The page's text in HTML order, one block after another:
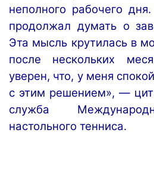
неполного рабочего дня.
продолжал думать о
Эта мысль крутилась в
после
нескольких
уверен, что, у меня
с этим решением», —
служба
настольного тенниса.